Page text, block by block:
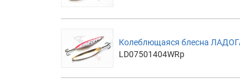
Колеблющаяся блесна
LD07501404WRp